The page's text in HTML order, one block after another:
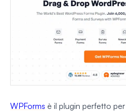
WPForms è il plugin perfetto